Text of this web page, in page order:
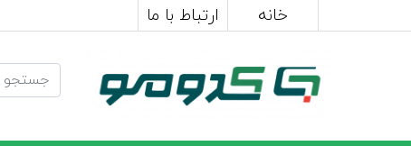
خانه ارتباط با ما